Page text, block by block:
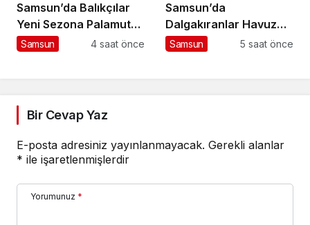
Samsun’da Balıkçılar
Yeni Sezona Palamut
Umuduyla Hazır
Samsun 4 saat önce
Samsun’da
Dalgakıranlar Havuz
Keyfi Sunuyor
Samsun 5 saat önce
Bir Cevap Yaz
E-posta adresiniz yayınlanmayacak. Gerekli alanlar
* ile işaretlenmişlerdir
Yorumunuz *